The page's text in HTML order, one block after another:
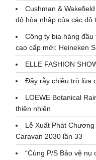
Cushman &
độ hòa nhập của các đô
Công ty bia hàng
cao cấp mới: Heineken
ELLE FASHION
Đầy rẫy chiêu trò lừa
LOEWE Botanical
thiên nhiên
Lễ Xuất Phát
Caravan 2030 lần 33
“Cùng P/S Bảo vệ nụ